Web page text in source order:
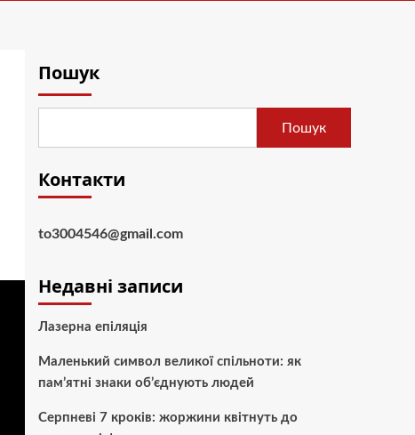
Пошук
Пошук
Контакти
to3004546@gmail.com
Недавні записи
Лазерна епіляція
Маленький символ великої спільноти: як
пам’ятні знаки об’єднують людей
Серпневі 7 кроків: жоржини квітнуть до